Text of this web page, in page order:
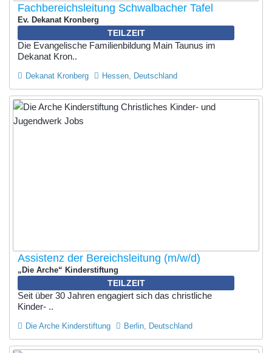
Fachbereichsleitung Schwalbacher Tafel
Ev. Dekanat Kronberg
TEILZEIT
Die Evangelische Familienbildung Main Taunus im
Dekanat Kron..
Dekanat Kronberg Hessen, Deutschland
Assistenz der Bereichsleitung (m/w/d)
„Die Arche“ Kinderstiftung
TEILZEIT
Seit über 30 Jahren engagiert sich das christliche
Kinder- ..
Die Arche Kinderstiftung Berlin, Deutschland